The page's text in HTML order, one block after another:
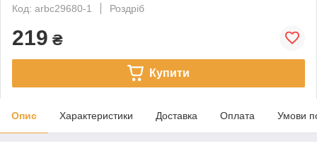
Код: arbc29680-1
Роздріб
219 ₴
Купити
Опис Характеристики Доставка Оплата Умови